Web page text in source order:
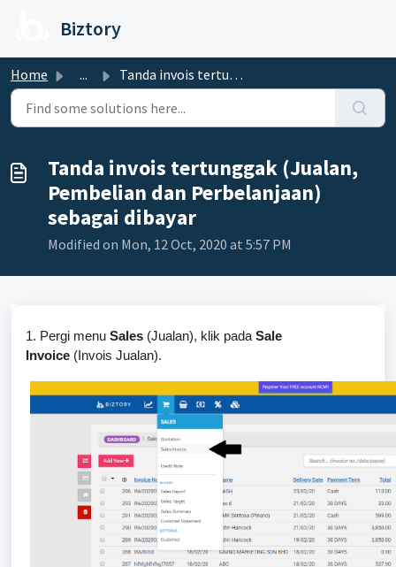
Biztory
Home ... Tanda invois tertunggak (Jualan, Pembelian dan Perbelanja...
Tanda invois tertunggak (Jualan,
Pembelian dan Perbelanjaan)
sebagai dibayar
Modified on Mon, 12 Oct, 2020 at 5:57 PM
1. Pergi menu Sales (Jualan), klik pada Sale
Invoice (Invois Jualan).